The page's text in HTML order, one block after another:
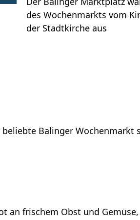
des Wochenmarkts vom
der Stadtkirche aus
beliebte Balinger Wochenmarkt
an frischem Obst und Gemüse,